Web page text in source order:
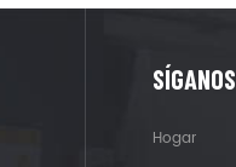
SÍGANOS
Hogar